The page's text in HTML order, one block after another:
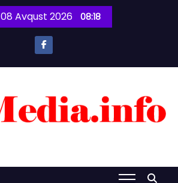
08 Avqust 2026 08:18